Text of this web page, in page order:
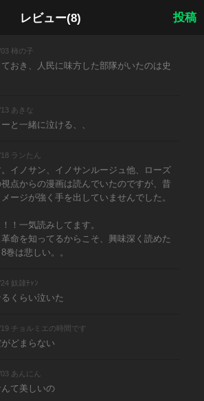
レビュー(8) 投稿
柿の子
おき、人民に味方した部隊がいたのは史
あきな
と一緒に泣ける、、
ランたん
イノサン、イノサンルージュ他、ローズ
点からの漫画は読んでいたのですが、昔
ージが強く手を出していませんでした。
！一気読みしてます。
命を知ってるからこそ、興味深く読めた
巻は悲しい。。
奴隷‍‍‍‍️ﾁｬﾝ
くらい泣いた
チョルミエの時間です
どまらない
あんにん
て美しいの